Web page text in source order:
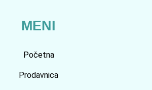
MENI
Početna
Prodavnica